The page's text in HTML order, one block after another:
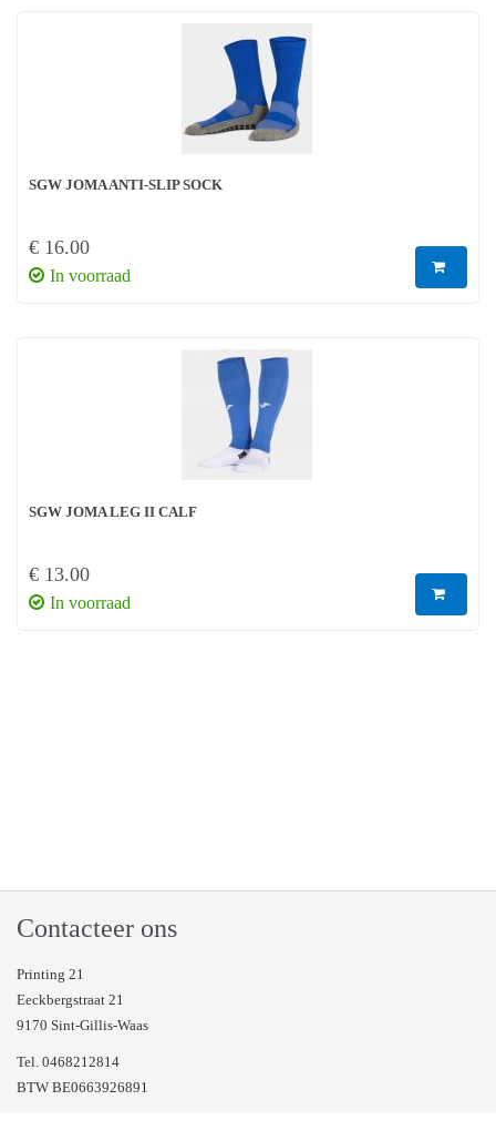
SGW JOMA ANTI-SLIP SOCK
€ 16.00
In voorraad
SGW JOMA LEG II CALF
€ 13.00
In voorraad
Contacteer ons
Printing 21
Eeckbergstraat 21
9170 Sint-Gillis-Waas
Tel. 0468212814
BTW BE0663926891